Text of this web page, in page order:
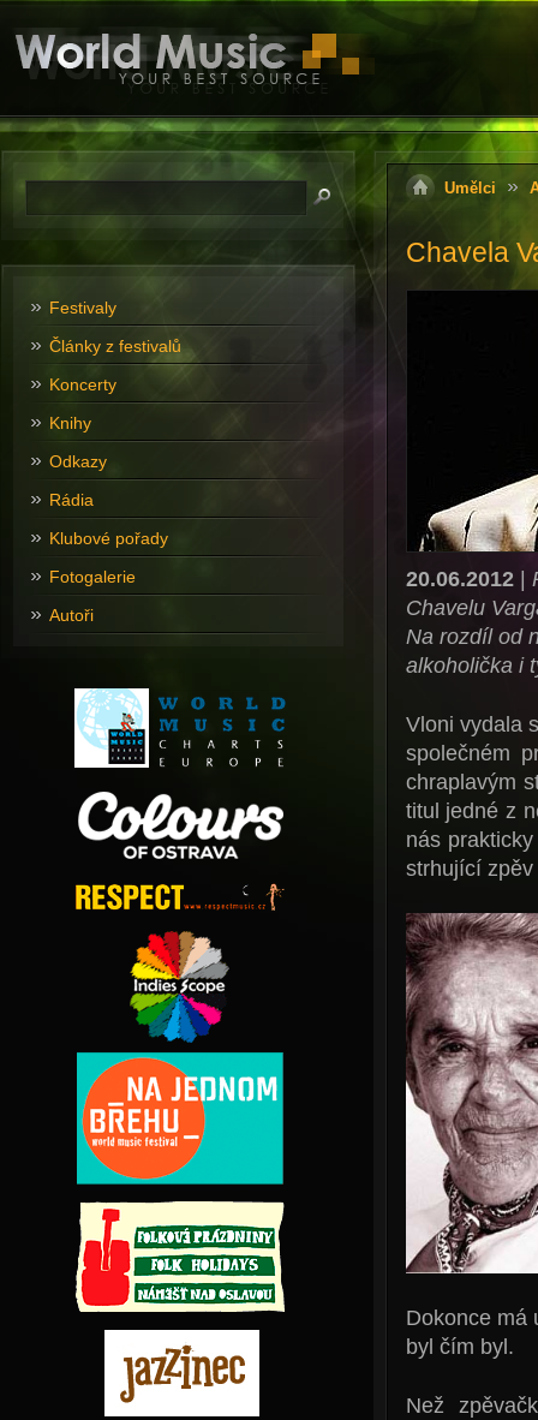
Umělci
Chavela
20.06.2012|
Chavelu
Na rozdíl od
alkoholička i
Vloni vydala
společném
chraplavým
titul jedné z
nás
strhující
Dokonce má
byl čím byl.
Než
Festivaly
Články z festivalů
Koncerty
Knihy
Odkazy
Rádia
Klubové pořady
Fotogalerie
Autoři